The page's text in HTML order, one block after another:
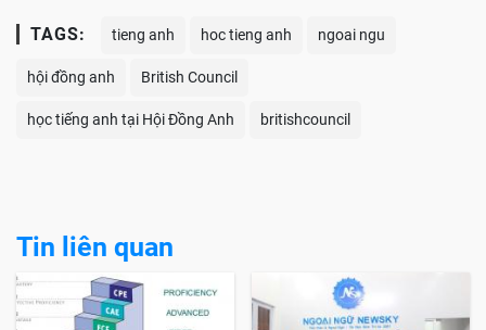
TAGS: tieng anh hoc tieng anh ngoai ngu
hội đồng anh British Council
học tiếng anh tại Hội Đồng Anh britishcouncil
Tin liên quan